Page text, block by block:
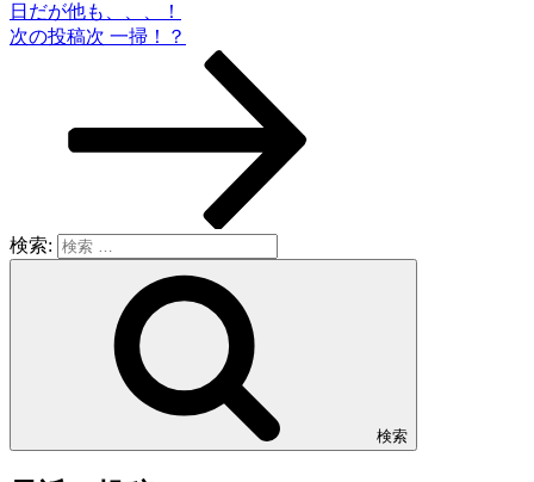
日だが他も、、、！
次の投稿次 一掃！？
検索:
検索